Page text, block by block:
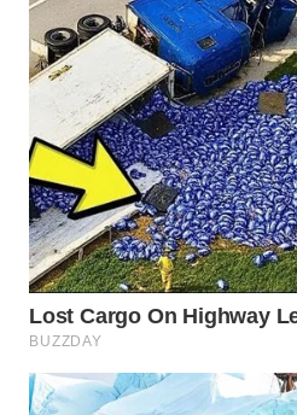
WN
SUBANG
WN
SUKABUMI
WN
PURWAKARTA
WN
PRIANGAN